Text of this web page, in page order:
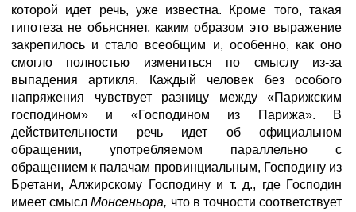
которой идет речь, уже известна. Кроме того, такая
гипотеза не объясняет, каким образом это выражение
закрепилось и стало всеобщим и, особенно, как оно
смогло полностью измениться по смыслу из-за
выпадения артикля. Каждый человек без особого
напряжения чувствует разницу между «Парижским
господином» и «Господином из Парижа». В
действительности речь идет об официальном
обращении, употребляемом параллельно с
обращением к палачам провинциальным, Господину из
Бретани, Алжирскому Господину и т. д., где Господин
имеет смыслМонсеньора, что в точности соответствует